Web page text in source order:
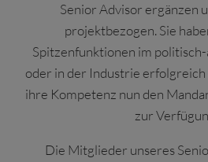
Senior Advisor ergänzen
projektbezogen. Sie
Spitzenfunktionen im
oder in der Industrie
ihre Kompetenz nun den
zur
Die Mitglieder unseres